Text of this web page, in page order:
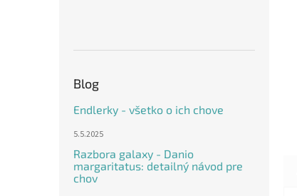
Blog
Endlerky - všetko o ich chove
5.5.2025
Razbora galaxy - Danio
margaritatus: detailný návod pre
chov